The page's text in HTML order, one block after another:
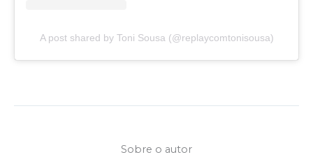
A post shared by Toni Sousa (@replaycomtonisousa)
Sobre o autor